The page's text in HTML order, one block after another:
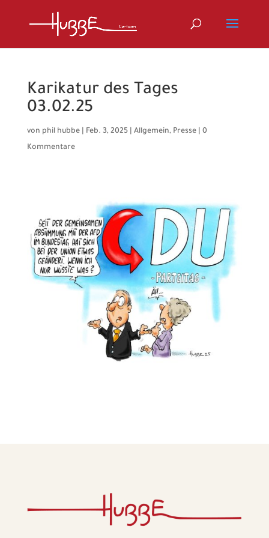
Karikatur des Tages
03.02.25
von phil hubbe| Feb. 3, 2025| Allgemein, Presse| 0
Kommentare